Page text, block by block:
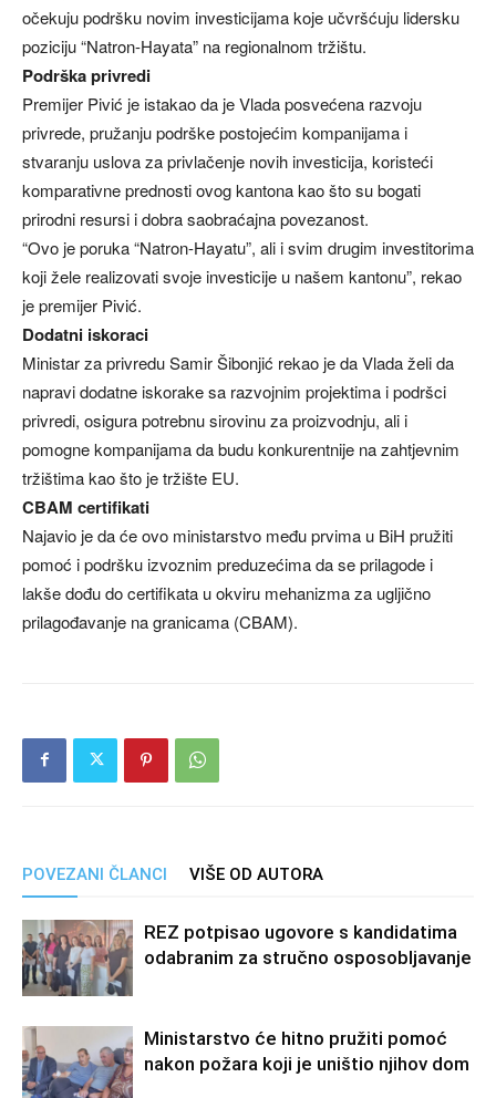
očekuju podršku novim investicijama koje učvršćuju lidersku
poziciju “Natron-Hayata” na regionalnom tržištu.
Podrška privredi
Premijer Pivić je istakao da je Vlada posvećena razvoju
privrede, pružanju podrške postojećim kompanijama i
stvaranju uslova za privlačenje novih investicija, koristeći
komparativne prednosti ovog kantona kao što su bogati
prirodni resursi i dobra saobraćajna povezanost.
“Ovo je poruka “Natron-Hayatu”, ali i svim drugim investitorima
koji žele realizovati svoje investicije u našem kantonu”, rekao
je premijer Pivić.
Dodatni iskoraci
Ministar za privredu Samir Šibonjić rekao je da Vlada želi da
napravi dodatne iskorake sa razvojnim projektima i podršci
privredi, osigura potrebnu sirovinu za proizvodnju, ali i
pomogne kompanijama da budu konkurentnije na zahtjevnim
tržištima kao što je tržište EU.
CBAM certifikati
Najavio je da će ovo ministarstvo među prvima u BiH pružiti
pomoć i podršku izvoznim preduzećima da se prilagode i
lakše dođu do certifikata u okviru mehanizma za ugljično
prilagođavanje na granicama (CBAM).
POVEZANI ČLANCI VIŠE OD AUTORA
REZ potpisao ugovore s kandidatima
odabranim za stručno osposobljavanje
Ministarstvo će hitno pružiti pomoć
nakon požara koji je uništio njihov dom